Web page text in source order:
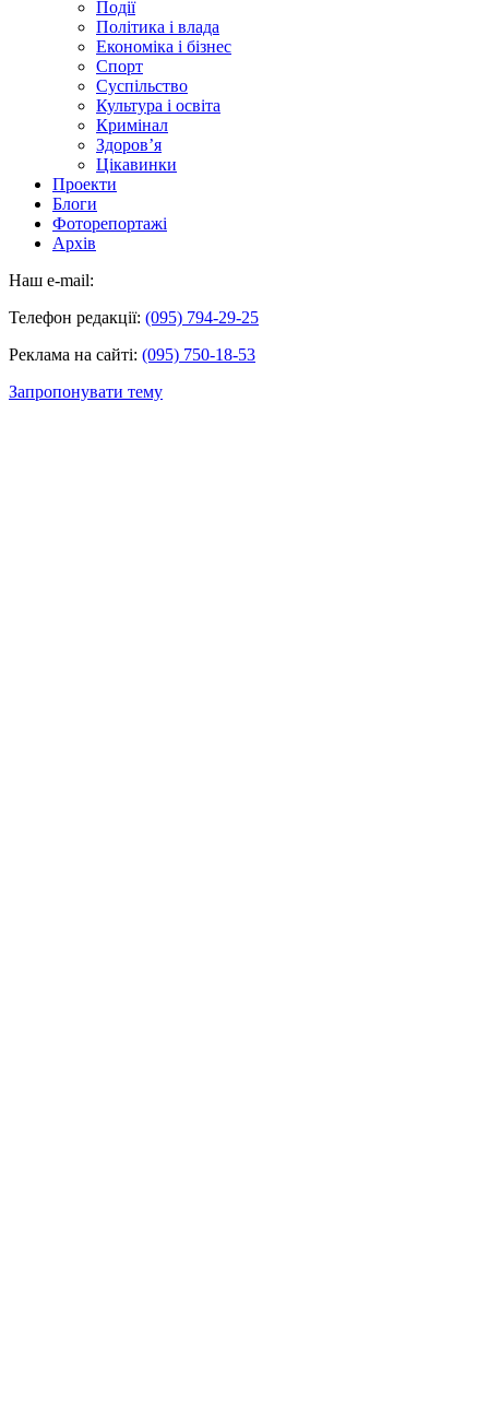
Події
Політика і влада
Економіка і бізнес
Спорт
Суспільство
Культура і освіта
Кримінал
Здоров’я
Цікавинки
Проекти
Блоги
Фоторепортажі
Архів
Наш e-mail:
Телефон редакції: (095) 794-29-25
Реклама на сайті: (095) 750-18-53
Запропонувати тему